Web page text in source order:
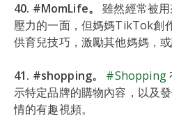
40. #MomLife。
雖然經常被
壓力的一面，但媽媽TikTok創
供育兒技巧，激勵其他媽媽，或
41. #shopping。 #Shopping
示特定品牌的購物內容，以及
情的有趣視頻。